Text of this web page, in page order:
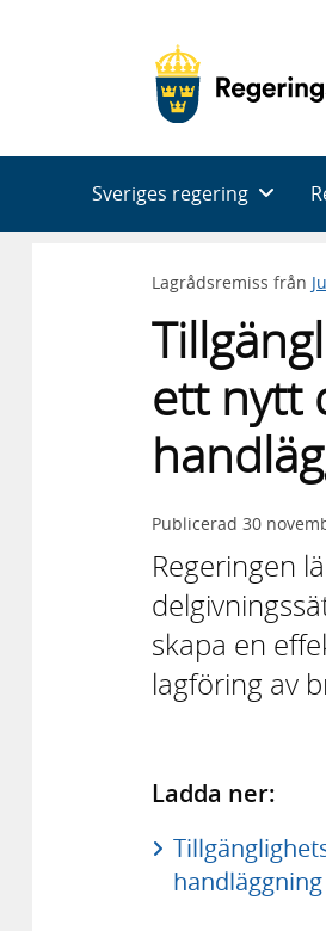
Sveriges regering
Lagrådsremiss från
ett nytt
Publicerad 30
Regeringen
skapa en
lagföring av
Ladda ner: